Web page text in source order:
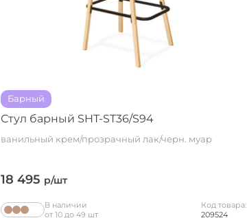
Барный
Стул барный SHT-ST36/S94
ванильный крем/прозрачный лак/черн. муар
18 495 р/шт
В наличии
от 10 до 49 шт
Код товара:
209524